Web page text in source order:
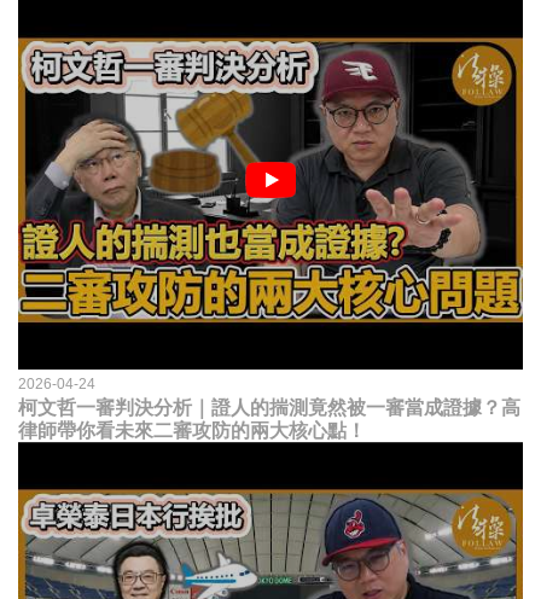
2026-04-24
柯文哲一審判決分析｜證人的揣測竟然被一審當成證據？高
律師帶你看未來二審攻防的兩大核心點！